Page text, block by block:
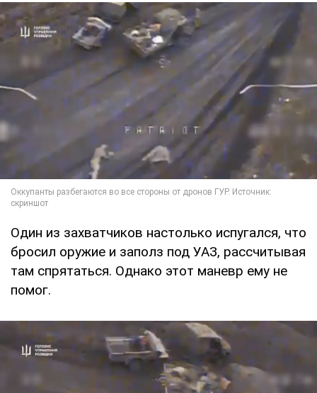
Один из захватчиков настолько испугался, что
бросил оружие и заполз под УАЗ, рассчитывая
там спрятаться. Однако этот маневр ему не
помог.